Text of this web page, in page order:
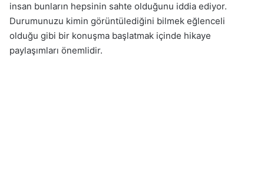
insan bunların hepsinin sahte olduğunu iddia ediyor.
Durumunuzu kimin görüntülediğini bilmek eğlenceli
olduğu gibi bir konuşma başlatmak içinde hikaye
paylaşımları önemlidir.